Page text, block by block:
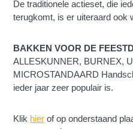
De traditionele actieset, die
terugkomt, is er uiteraard ook
BAKKEN VOOR DE
ALLESKUNNER, BURNEX,
MICROSTANDAARD
ieder jaar zeer populair is.
Klik hier of op onderstaand